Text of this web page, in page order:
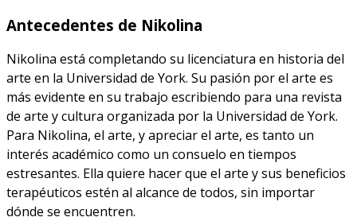
Antecedentes de Nikolina
Nikolina está completando su licenciatura en historia del
arte en la Universidad de York. Su pasión por el arte es
más evidente en su trabajo escribiendo para una revista
de arte y cultura organizada por la Universidad de York.
Para Nikolina, el arte, y apreciar el arte, es tanto un
interés académico como un consuelo en tiempos
estresantes. Ella quiere hacer que el arte y sus beneficios
terapéuticos estén al alcance de todos, sin importar
dónde se encuentren.